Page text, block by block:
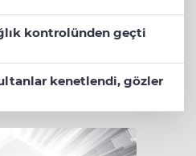
kontrolünden geçti
kenetlendi, gözler